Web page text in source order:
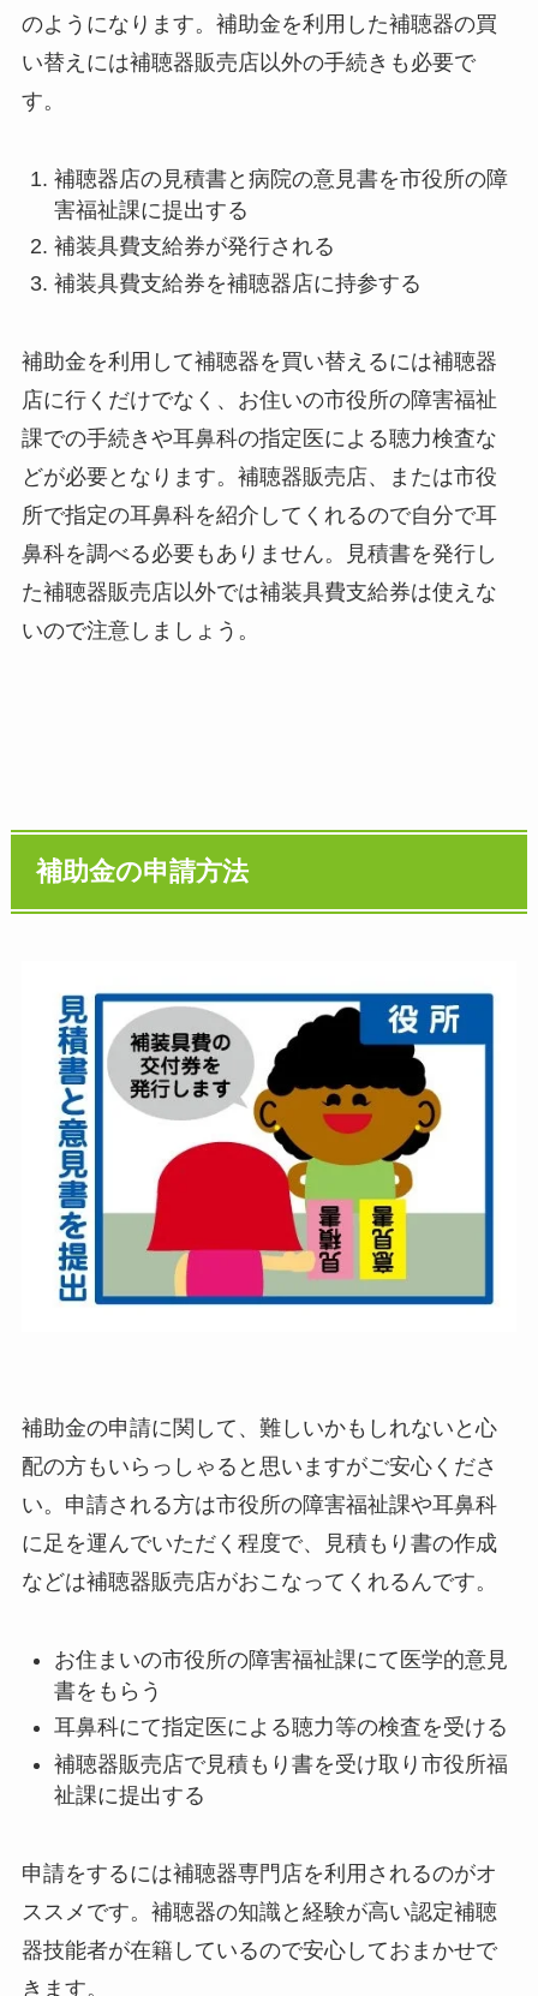
のようになります。補助金を利用した補聴器の買
い替えには補聴器販売店以外の手続きも必要で
す。
補聴器店の見積書と病院の意見書を市役所の障
害福祉課に提出する
補装具費支給券が発行される
補装具費支給券を補聴器店に持参する
補助金を利用して補聴器を買い替えるには補聴器
店に行くだけでなく、お住いの市役所の障害福祉
課での手続きや耳鼻科の指定医による聴力検査な
どが必要となります。補聴器販売店、または市役
所で指定の耳鼻科を紹介してくれるので自分で耳
鼻科を調べる必要もありません。見積書を発行し
た補聴器販売店以外では補装具費支給券は使えな
いので注意しましょう。
補助金の申請方法
補助金の申請に関して、難しいかもしれないと心
配の方もいらっしゃると思いますがご安心くださ
い。申請される方は市役所の障害福祉課や耳鼻科
に足を運んでいただく程度で、見積もり書の作成
などは補聴器販売店がおこなってくれるんです。
お住まいの市役所の障害福祉課にて医学的意見
書をもらう
耳鼻科にて指定医による聴力等の検査を受ける
補聴器販売店で見積もり書を受け取り市役所福
祉課に提出する
申請をするには補聴器専門店を利用されるのがオ
ススメです。補聴器の知識と経験が高い認定補聴
器技能者が在籍しているので安心しておまかせで
きます。